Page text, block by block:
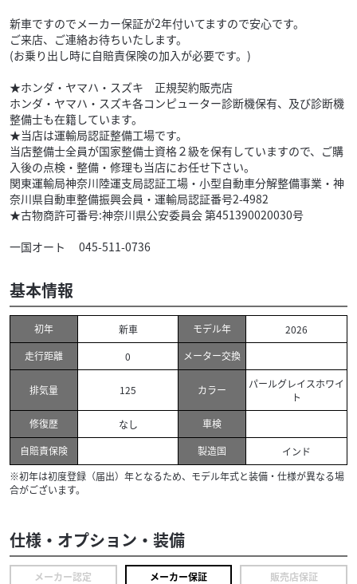
新車ですのでメーカー保証が2年付いてますので安心です。
ご来店、ご連絡お待ちいたします。
(お乗り出し時に自賠責保険の加入が必要です。)
★ホンダ・ヤマハ・スズキ 正規契約販売店
ホンダ・ヤマハ・スズキ各コンピューター診断機保有、及び診断機
整備士も在籍しています。
★当店は運輸局認証整備工場です。
当店整備士全員が国家整備士資格２級を保有していますので、ご購
入後の点検・整備・修理も当店にお任せ下さい。
関東運輸局神奈川陸運支局認証工場・小型自動車分解整備事業・神
奈川県自動車整備振興会員・運輸局認証番号2-4982
★古物商許可番号:神奈川県公安委員会 第451390020030号
一国オート 045-511-0736
基本情報
初年 新車 モデル年
2026
走行距離
0 メーター交換
排気量 125 カラー
パールグレイスホワイ
ト
修復歴
なし
車検
自賠責保険
製造国
インド
※初年は初度登録（届出）年となるため、モデル年式と装備・仕様が異なる場
合がございます。
仕様・オプション・装備
メーカー認定 メーカー保証 販売店保証